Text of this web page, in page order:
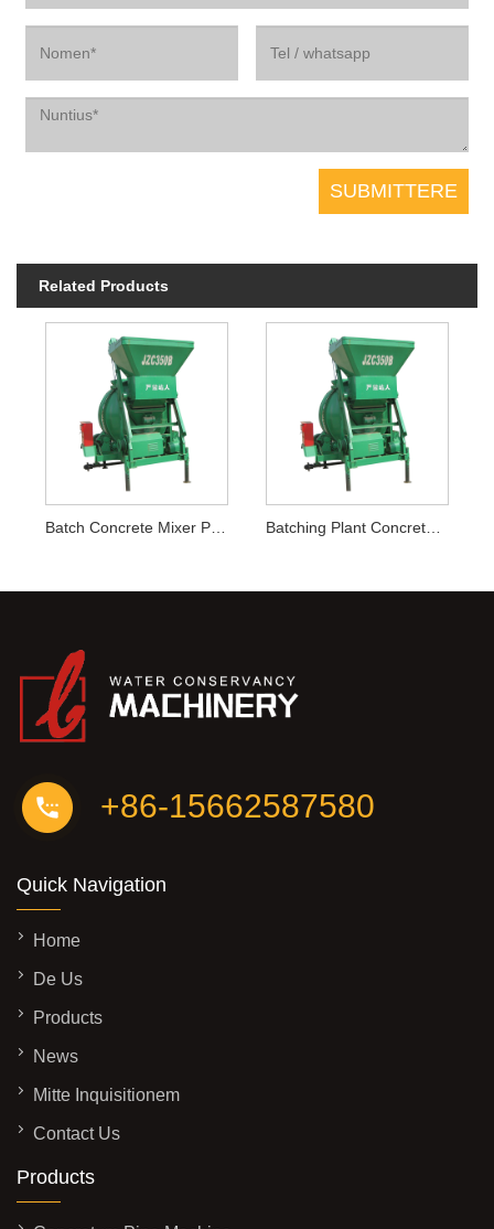
Related Products
Batch Concrete Mixer Planta Batching Plant Concrete Mixer
+86-15662587580
Quick Navigation
Home
De Us
Products
News
Mitte Inquisitionem
Contact Us
Products